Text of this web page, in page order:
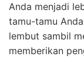
Anda menjadi
tamu-tamu
lembut sambil
memberikan